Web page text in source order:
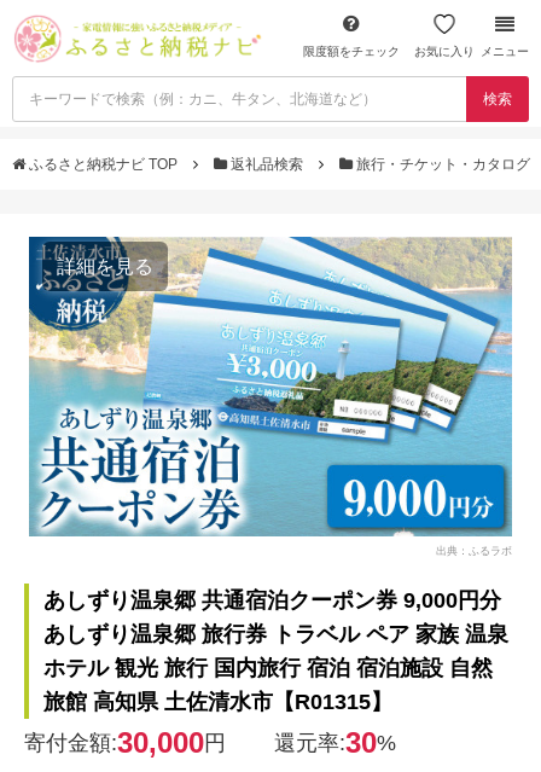
限度額をチェック お気に入り メニュー
検索
ふるさと納税ナビ TOP 返礼品検索 旅行・チケット・カタログ
詳細を見る
出典：ふるラボ
あしずり温泉郷 共通宿泊クーポン券 9,000円分
あしずり温泉郷 旅行券 トラベル ペア 家族 温泉
ホテル 観光 旅行 国内旅行 宿泊 宿泊施設 自然
旅館 高知県 土佐清水市【R01315】
寄付金額:30,000円 還元率:30%